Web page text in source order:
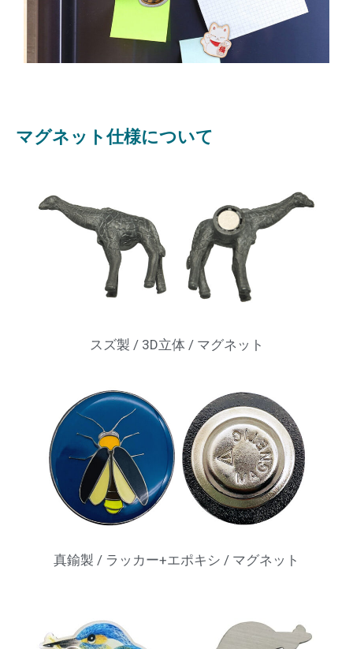
マグネット仕様について
スズ製 / 3D立体 / マグネット
真鍮製 / ラッカー+エポキシ / マグネット